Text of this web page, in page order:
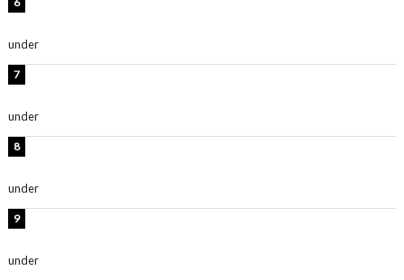
under
under
under
under